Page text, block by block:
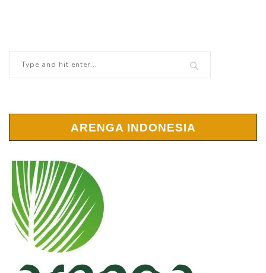
ARENGA INDONESIA